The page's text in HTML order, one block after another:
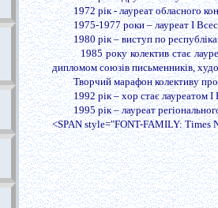
1972 рік - лауреат обласного
1975-1977 роки – лауреат І
1980 рік – виступ по
1985 року колектив стає
дипломом союзів письменників,
Творчий марафон колективу
1992 рік – хор стає лауреатом
1995 рік – лауреат
<SPAN style="FONT-FAMILY: Times